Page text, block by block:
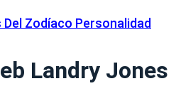
Zodíaco Personalidad
Landry Jones